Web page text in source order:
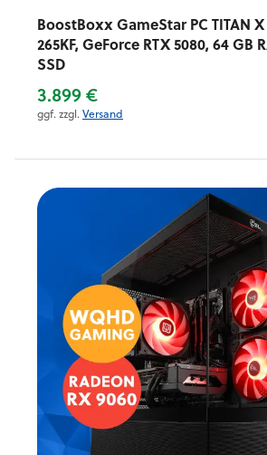
BoostBoxx GameStar PC TITAN
265KF, GeForce RTX 5080, 64 GB
SSD
3.899 €
ggf. zzgl. Versand